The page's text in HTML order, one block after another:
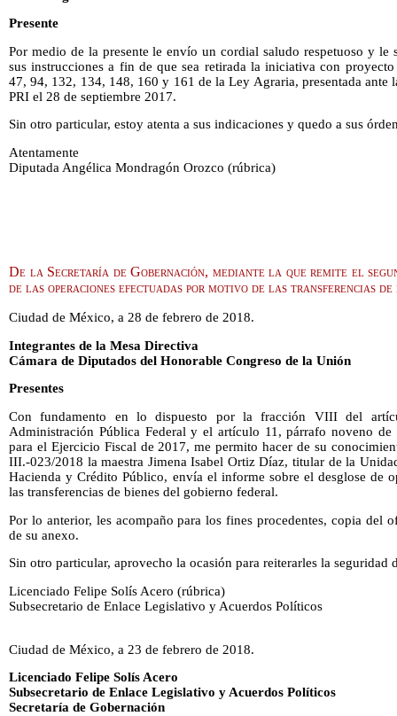
Presente
Por medio de la presente le envío un cordial saludo respetuoso y le
sus instrucciones a fin de que sea retirada la iniciativa con
47, 94, 132, 134, 148, 160 y 161 de la Ley Agraria, presentada ante
PRI el 28 de septiembre 2017.
Sin otro particular, estoy atenta a sus indicaciones y quedo a sus
Atentamente
Diputada Angélica Mondragón Orozco (rúbrica)
De la Secretaría de Gobernación, mediante la que remite el
de las operaciones efectuadas por motivo de las transferencias de
Ciudad de México, a 28 de febrero de 2018.
Integrantes de la Mesa Directiva
Cámara de Diputados del Honorable Congreso de la Unión
Presentes
Con fundamento en lo dispuesto por la fracción VIII del
Administración Pública Federal y el artículo 11, párrafo noveno
para el Ejercicio Fiscal de 2017, me permito hacer de su
III.-023/2018 la maestra Jimena Isabel Ortiz Díaz, titular de la
Hacienda y Crédito Público, envía el informe sobre el desglose de
las transferencias de bienes del gobierno federal.
Por lo anterior, les acompaño para los fines procedentes, copia del
de su anexo.
Sin otro particular, aprovecho la ocasión para reiterarles la
Licenciado Felipe Solís Acero (rúbrica)
Subsecretario de Enlace Legislativo y Acuerdos Políticos
Ciudad de México, a 23 de febrero de 2018.
Licenciado Felipe Solís Acero
Subsecretario de Enlace Legislativo y Acuerdos Políticos
Secretaría de Gobernación